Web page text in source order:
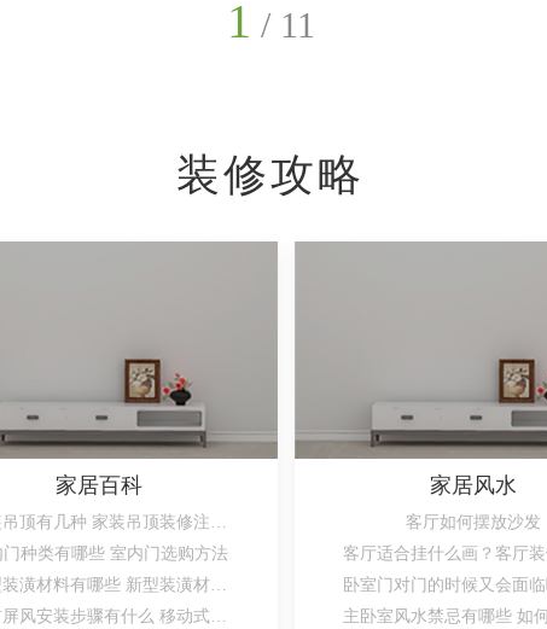
1 / 11
装修攻略
家居百科
家装吊顶有几种 家装吊顶装修注意事项
门种类有哪些 室内门选购方法
新型装潢材料有哪些 新型装潢材料的特点
门前屏风安装步骤有什么 移动式屏风到底好不好
家居风水
客厅如何摆放沙发